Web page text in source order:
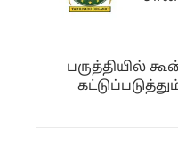
பருத்தியில்